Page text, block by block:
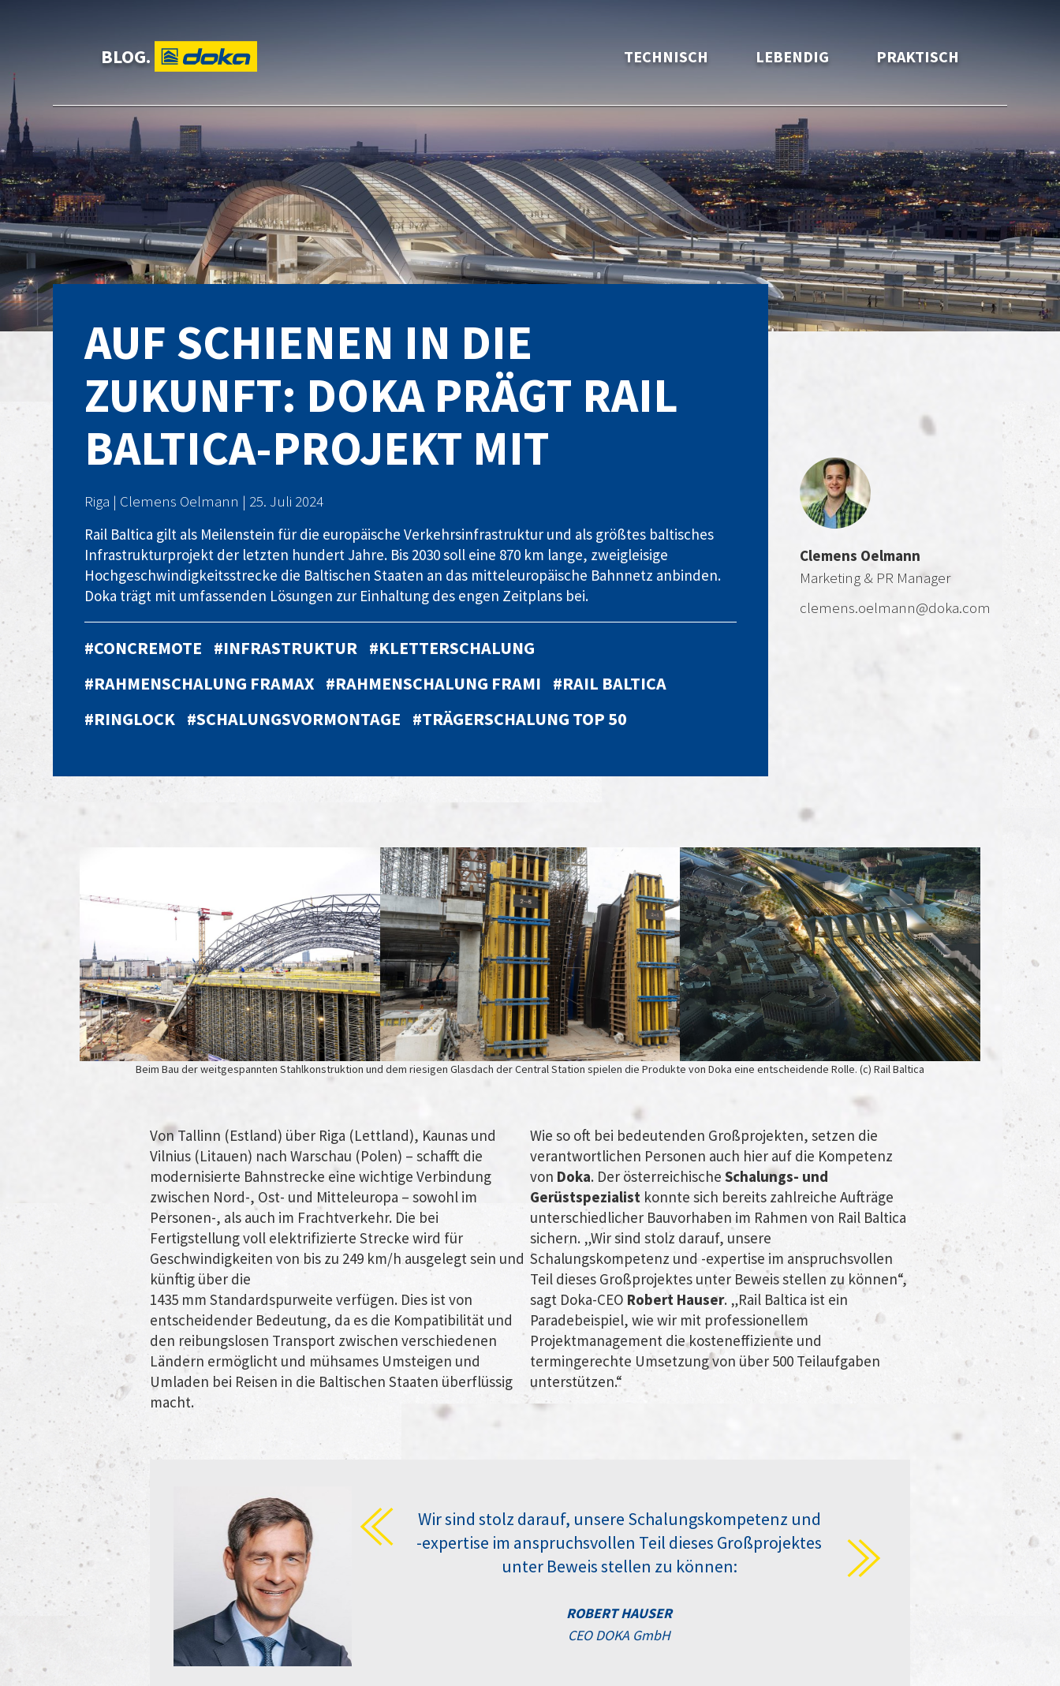
BLOG. TECHNISCH LEBENDIG PRAKTISCH
AUF SCHIENEN IN DIE
ZUKUNFT: DOKA PRÄGT RAIL
BALTICA-PROJEKT MIT
Riga | Clemens Oelmann | 25. Juli 2024
Rail Baltica gilt als Meilenstein für die europäische Verkehrsinfrastruktur und als größtes baltisches
Infrastrukturprojekt der letzten hundert Jahre. Bis 2030 soll eine 870 km lange, zweigleisige
Hochgeschwindigkeitsstrecke die Baltischen Staaten an das mitteleuropäische Bahnnetz anbinden.
Doka trägt mit umfassenden Lösungen zur Einhaltung des engen Zeitplans bei.
#CONCREMOTE #INFRASTRUKTUR #KLETTERSCHALUNG
#RAHMENSCHALUNG FRAMAX #RAHMENSCHALUNG FRAMI
#RAIL BALTICA
#RINGLOCK #SCHALUNGSVORMONTAGE #TRÄGERSCHALUNG TOP 50
Clemens Oelmann
Marketing & PR Manager
clemens.oelmann@doka.com
Beim Bau der weitgespannten Stahlkonstruktion und dem riesigen Glasdach der Central Station spielen die Produkte von Doka eine entscheidende Rolle. (c) Rail Baltica
Von Tallinn (Estland) über Riga (Lettland), Kaunas und
Vilnius (Litauen) nach Warschau (Polen) – schafft die
modernisierte Bahnstrecke eine wichtige Verbindung
zwischen Nord-, Ost- und Mitteleuropa – sowohl im
Personen-, als auch im Frachtverkehr. Die bei
Fertigstellung voll elektrifizierte Strecke wird für
Geschwindigkeiten von bis zu 249 km/h ausgelegt sein und
künftig über die
1435 mm Standardspurweite verfügen. Dies ist von
entscheidender Bedeutung, da es die Kompatibilität und
den reibungslosen Transport zwischen verschiedenen
Ländern ermöglicht und mühsames Umsteigen und
Umladen bei Reisen in die Baltischen Staaten überflüssig
macht.
Wie so oft bei bedeutenden Großprojekten, setzen die
verantwortlichen Personen auch hier auf die Kompetenz
von Doka. Der österreichische Schalungs- und
Gerüstspezialist konnte sich bereits zahlreiche Aufträge
unterschiedlicher Bauvorhaben im Rahmen von Rail Baltica
sichern. „Wir sind stolz darauf, unsere
Schalungskompetenz und -expertise im anspruchsvollen
Teil dieses Großprojektes unter Beweis stellen zu können“,
sagt Doka-CEO Robert Hauser. „Rail Baltica ist ein
Paradebeispiel, wie wir mit professionellem
Projektmanagement die kosteneffiziente und
termingerechte Umsetzung von über 500 Teilaufgaben
unterstützen.“
Wir sind stolz darauf, unsere Schalungskompetenz und
-expertise im anspruchsvollen Teil dieses Großprojektes
unter Beweis stellen zu können:
ROBERT HAUSER
CEO DOKA GmbH